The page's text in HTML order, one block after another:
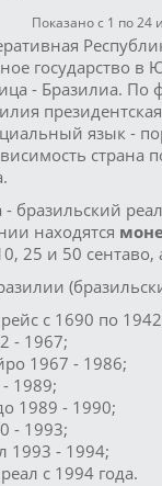
Показано с 1 по 24
государство
- Бразилиа. По
язык -
страна
бразильский
находятся
25 и 50 сентаво,
с 1690 по
- 1967;
1967 - 1986;
1989;
1989 - 1990;
- 1993;
1993 - 1994;
с 1994 года.